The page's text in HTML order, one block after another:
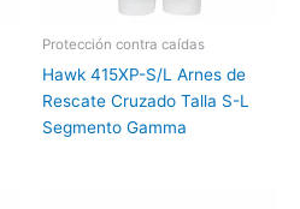
Protección contra caídas
Hawk 415XP-S/L Arnes de
Rescate Cruzado Talla S-L
Segmento Gamma